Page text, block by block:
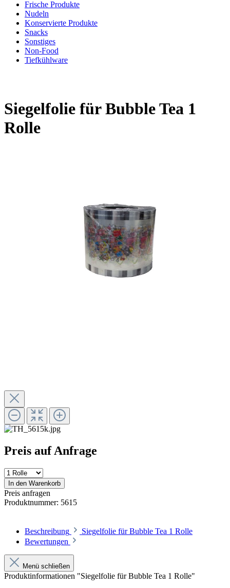
Frische Produkte
Nudeln
Konservierte Produkte
Snacks
Sonstiges
Non-Food
Tiefkühlware
Siegelfolie für Bubble Tea 1
Rolle
Preis auf Anfrage
In den Warenkorb
Preis anfragen
Produktnummer: 5615
Beschreibung
Siegelfolie für Bubble Tea 1 Rolle
Bewertungen
Menü schließen
Produktinformationen "Siegelfolie für Bubble Tea 1 Rolle"